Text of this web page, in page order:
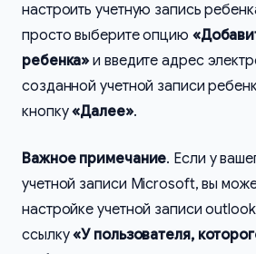
настроить учетную запись
просто выберите опцию
ребенка» и введите адрес
созданной учетной записи
кнопку«Далее».
Важное примечание. Если у
учетной записи Microsoft, вы
настройке учетной записи
ссылку«У пользователя,